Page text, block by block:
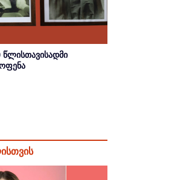
წლისთავისადმი